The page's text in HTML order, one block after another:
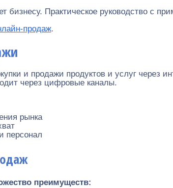
бизнесу. Практическое руководство с
продаж.
и продажи продуктов и услуг через
через цифровые каналы.
рынка
персонал
преимуществ: